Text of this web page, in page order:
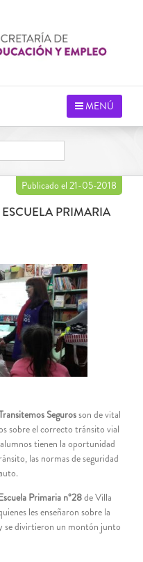
MENÚ
Publicado el 21-05-2018
PRIMARIA
Segurosson de vital
sobre el correcto tránsito vial
tienen la oportunidad
las normas de seguridad
Primaria n°28de Villa
les enseñaron sobre la
se divirtieron un montón junto